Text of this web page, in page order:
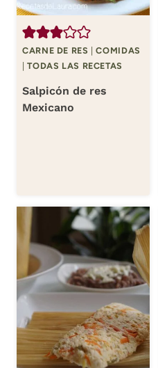
CARNE DE RES |COMIDAS
|TODAS LAS RECETAS
Salpicón de res
Mexicano